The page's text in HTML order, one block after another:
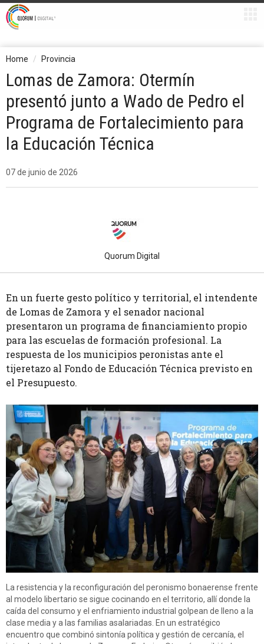
Home Provincia
Lomas de Zamora: Otermín
presentó junto a Wado de Pedro el
Programa de Fortalecimiento para
la Educación Técnica
07 de junio de 2026
Quorum Digital
En un fuerte gesto político y territorial, el intendente
de Lomas de Zamora y el senador nacional
presentaron un programa de financiamiento propio
para las escuelas de formación profesional. La
respuesta de los municipios peronistas ante el
tijeretazo al Fondo de Educación Técnica previsto en
el Presupuesto.
La resistencia y la reconfiguración del peronismo bonaerense frente
al modelo libertario se sigue cocinando en el territorio, allí donde la
caída del consumo y el enfriamiento industrial golpean de lleno a la
clase media y a las familias asalariadas. En un estratégico
encuentro que combinó sintonía política y gestión de cercanía, el